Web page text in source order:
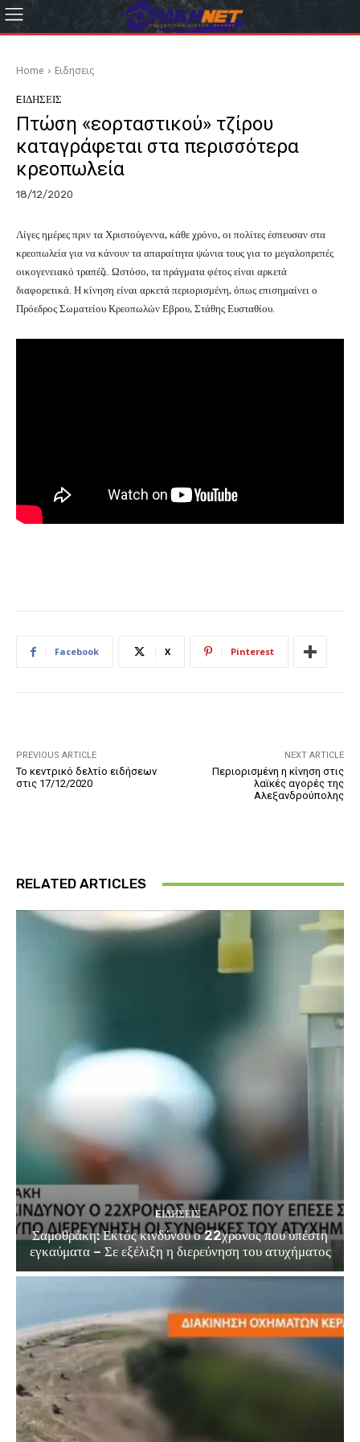
Home Eιδησεις
EΙΔΗΣΕΙΣ
Πτώση «εορταστικού» τζίρου
καταγράφεται στα περισσότερα
κρεοπωλεία
18/12/2020
Λίγες ημέρες πριν τα Χριστούγεννα, κάθε χρόνο, οι πολίτες έσπευσαν στα
κρεοπωλεία για να κάνουν τα απαραίτητα ψώνια τους για το μεγαλοπρεπές
οικογενειακό τραπέζι. Ωστόσο, τα πράγματα φέτος είναι αρκετά
διαφορετικά. Η κίνηση είναι αρκετά περιορισμένη, όπως επισημαίνει ο
Πρόεδρος Σωματείου Κρεοπωλών Εβρου, Στάθης Ευσταθίου.
Facebook X Pinterest
PREVIOUS ARTICLE
Το κεντρικό δελτίο ειδήσεων
στις 17/12/2020
NEXT ARTICLE
Περιορισμένη η κίνηση στις
λαϊκές αγορές της
Αλεξανδρούπολης
RELATED ARTICLES
EΙΔΗΣΕΙΣ
Σαμοθράκη: Εκτός κινδύνου ο 22χρονος που υπέστη
εγκαύματα – Σε εξέλιξη η διερεύνηση του ατυχήματος